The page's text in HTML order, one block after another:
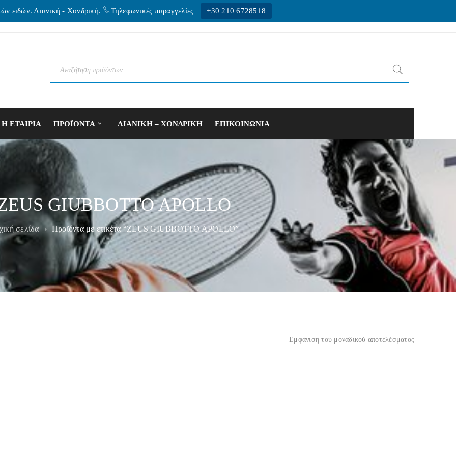
ειδών. Λιανική - Xονδρική. Τηλεφωνικές παραγγελίες +30 210 6728518
Η ΕΤΑΙΡΙΑ ΠΡΟΪΟΝΤΑ ΛΙΑΝΙΚΗ – ΧΟΝΔΡΙΚΗ ΕΠΙΚΟΙΝΩΝΙΑ
GIUBBOTTO APOLLO
σελίδα › Προϊόντα με ετικέτα “ZEUS GIUBBOTTO APOLLO”
Εμφάνιση του μοναδικού αποτελέσματος